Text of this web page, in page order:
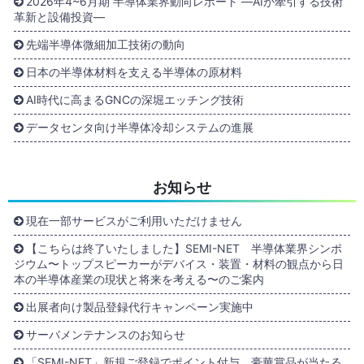
革新と設備投資―
先端半導体微細加工技術の動向
日本の半導体材料を支える半導体の原材料
AI時代に高まるGNCの深堀エッチング技術
データセンタ向け半導体冷却システムの進展
お知らせ
現在一部サービスがご利用いただけません
【こちらは終了いたしました】SEMI-NET 半導体業界シンポ
ジウム〜トップスピーカーがデバイス・装置・材料の観点から日
本の半導体産業の現状と将来を考える〜のご案内
出展者向け製品登録代行キャンペーン実施中
サーバメンテナンスのお知らせ